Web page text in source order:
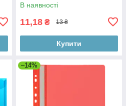
В наявності
11,18 ₴ 13 ₴
Купити
–14%